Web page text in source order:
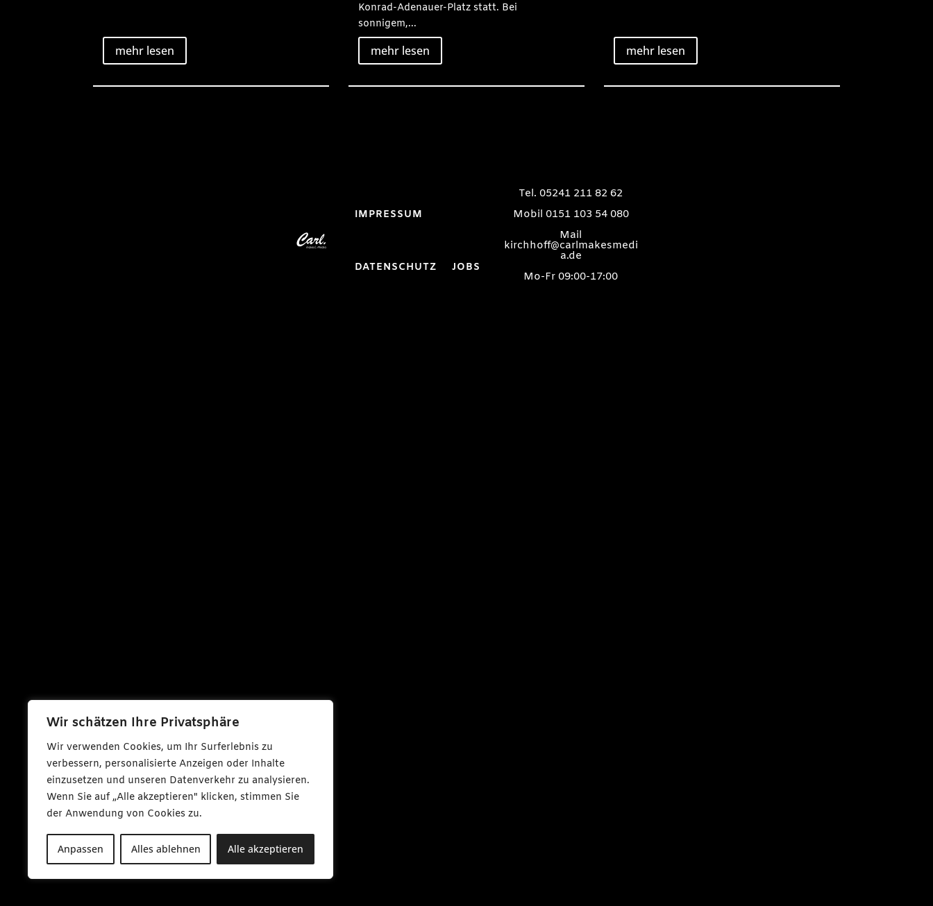
Wir schätzen Ihre Privatsphäre
Wir verwenden Cookies, um Ihr Surferlebnis zu
verbessern, personalisierte Anzeigen oder Inhalte
einzusetzen und unseren Datenverkehr zu analysieren.
Wenn Sie auf „Alle akzeptieren" klicken, stimmen Sie
der Anwendung von Cookies zu.
Anpassen Alles ablehnen Alle akzeptieren
mehr lesen
Konrad-Adenauer-Platz statt. Bei
sonnigem,...
mehr lesen mehr lesen
IMPRESSUM
DATENSCHUTZ JOBS
Tel. 05241 211 82 62
Mobil 0151 103 54 080
Mail
kirchhoff@carlmakesmedi
a.de
Mo-Fr 09:00-17:00